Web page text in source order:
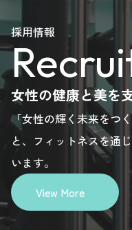
please
here.
please
here.
採用情報
女性の健康と美を
「女性の輝く未来をつ
と、フィットネスを通
います。
View More